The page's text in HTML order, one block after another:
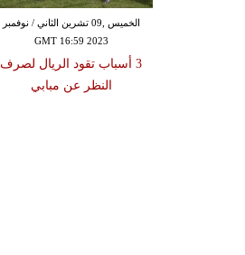
الخميس ,09 تشرين الثاني / نوفمبر
GMT 16:59 2023
3 أسباب تقود الريال لصرف
النظر عن مبابي